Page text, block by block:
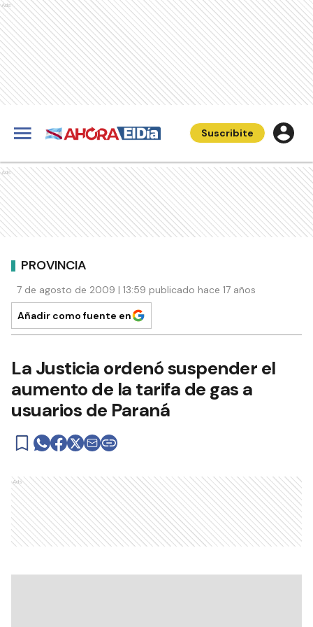
Ads
Suscribite
Ads
PROVINCIA
7 de agosto de 2009 | 13:59 publicado hace 17 años
Añadir como fuente en
La Justicia ordenó suspender el
aumento de la tarifa de gas a
usuarios de Paraná
Ads